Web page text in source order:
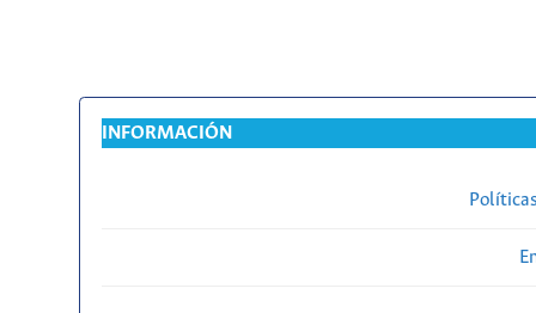
INFORMACIÓN